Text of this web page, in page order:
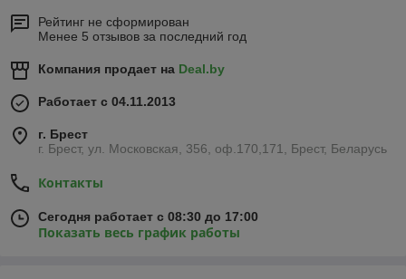
Рейтинг не сформирован
Менее 5 отзывов за последний год
Компания продает на Deal.by
Работает с 04.11.2013
г. Брест
г. Брест, ул. Московская, 356, оф.170,171, Брест, Беларусь
Контакты
Сегодня работает с 08:30 до 17:00
Показать весь график работы